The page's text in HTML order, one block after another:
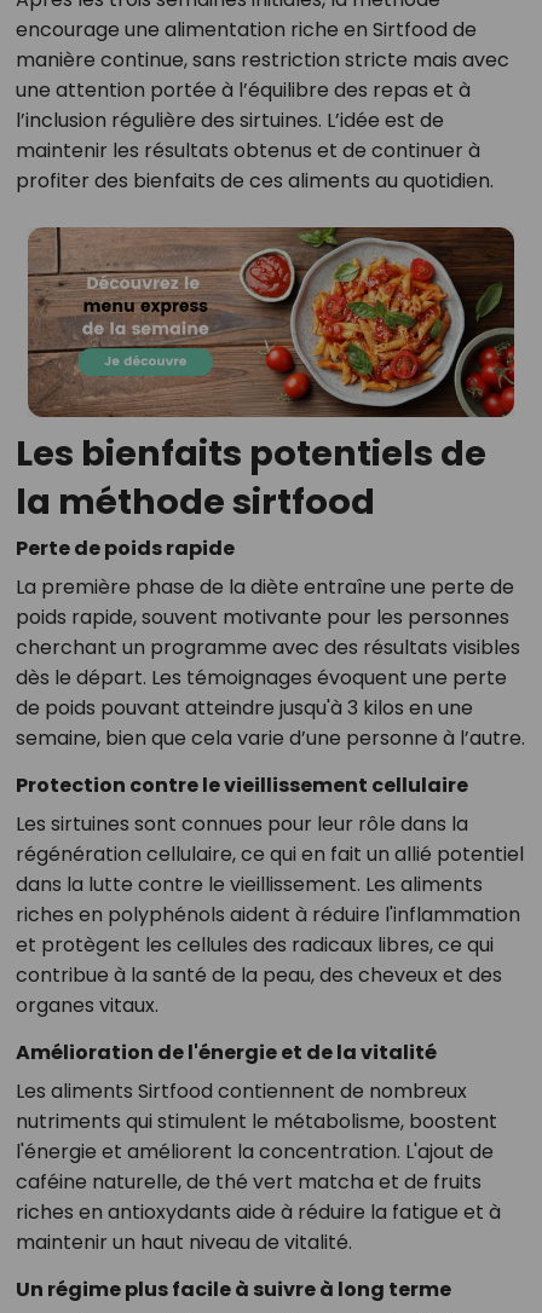
encourage une alimentation riche en Sirtfood de
manière continue, sans restriction stricte mais avec
une attention portée à l’équilibre des repas et à
l’inclusion régulière des sirtuines. L’idée est de
maintenir les résultats obtenus et de continuer à
profiter des bienfaits de ces aliments au quotidien.
Les bienfaits potentiels de
la méthode sirtfood
Perte de poids rapide
La première phase de la diète entraîne une perte de
poids rapide, souvent motivante pour les personnes
cherchant un programme avec des résultats visibles
dès le départ. Les témoignages évoquent une perte
de poids pouvant atteindre jusqu'à 3 kilos en une
semaine, bien que cela varie d’une personne à l’autre.
Protection contre le vieillissement cellulaire
Les sirtuines sont connues pour leur rôle dans la
régénération cellulaire, ce qui en fait un allié potentiel
dans la lutte contre le vieillissement. Les aliments
riches en polyphénols aident à réduire l'inflammation
et protègent les cellules des radicaux libres, ce qui
contribue à la santé de la peau, des cheveux et des
organes vitaux.
Amélioration de l'énergie et de la vitalité
Les aliments Sirtfood contiennent de nombreux
nutriments qui stimulent le métabolisme, boostent
l'énergie et améliorent la concentration. L'ajout de
caféine naturelle, de thé vert matcha et de fruits
riches en antioxydants aide à réduire la fatigue et à
maintenir un haut niveau de vitalité.
Un régime plus facile à suivre à long terme